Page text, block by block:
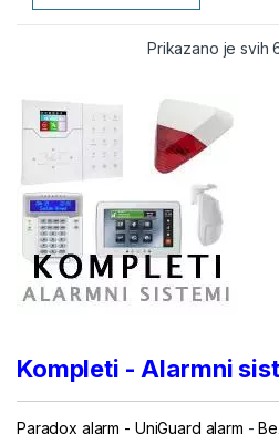
Prikazano je svih
Kompleti - Alarmni
Paradox alarm - UniGuard alarm -